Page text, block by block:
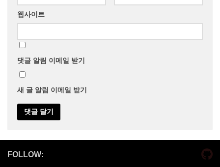
웹사이트
댓글 알림 이메일 받기
새 글 알림 이메일 받기
FOLLOW: